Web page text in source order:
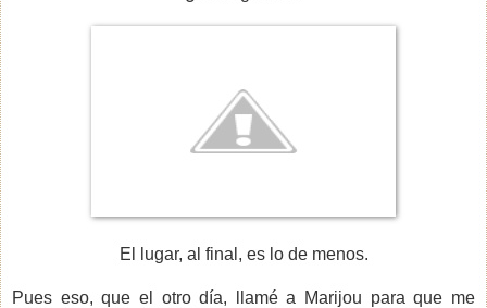
El lugar, al final, es lo de menos.
Pues eso, que el otro día, llamé a Marijou para que me